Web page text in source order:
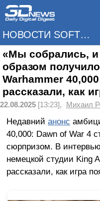
НОВОСТИ SOFTWARE
«Мы собрались,
образом
Warhammer
рассказали, как
22.08.2025 [13:23], Михаил
Недавний анонс
40,000: Dawn of War 4
сюрпризом. В интервью
немецкой студии King
рассказали, как игра